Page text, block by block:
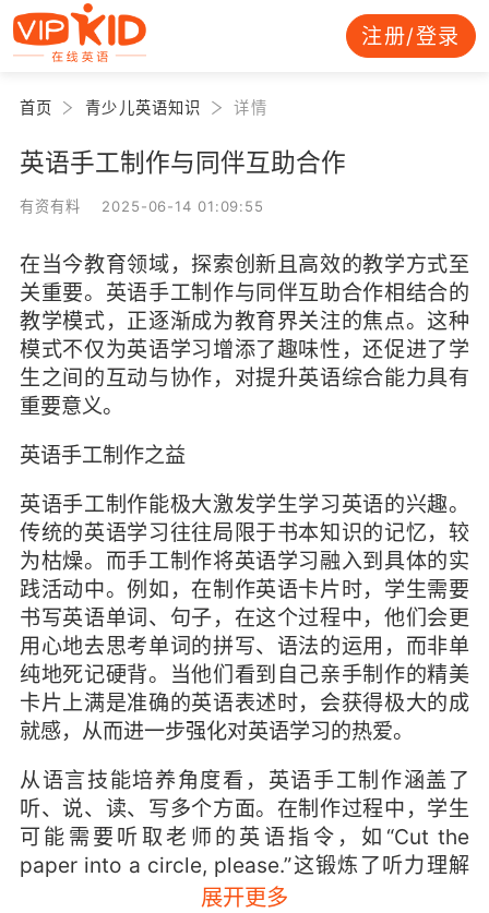
注册/登录
首页 青少儿英语知识 详情
英语手工制作与同伴互助合作
有资有料 2025-06-14 01:09:55
在当今教育领域，探索创新且高效的教学方式至
关重要。英语手工制作与同伴互助合作相结合的
教学模式，正逐渐成为教育界关注的焦点。这种
模式不仅为英语学习增添了趣味性，还促进了学
生之间的互动与协作，对提升英语综合能力具有
重要意义。
英语手工制作之益
英语手工制作能极大激发学生学习英语的兴趣。
传统的英语学习往往局限于书本知识的记忆，较
为枯燥。而手工制作将英语学习融入到具体的实
践活动中。例如，在制作英语卡片时，学生需要
书写英语单词、句子，在这个过程中，他们会更
用心地去思考单词的拼写、语法的运用，而非单
纯地死记硬背。当他们看到自己亲手制作的精美
卡片上满是准确的英语表述时，会获得极大的成
就感，从而进一步强化对英语学习的热爱。
从语言技能培养角度看，英语手工制作涵盖了
听、说、读、写多个方面。在制作过程中，学生
可能需要听取老师的英语指令，如“Cut the
paper into a circle, please.”这锻炼了听力理解
能力。同时，他们要与同伴交流想法，“How
展开更多